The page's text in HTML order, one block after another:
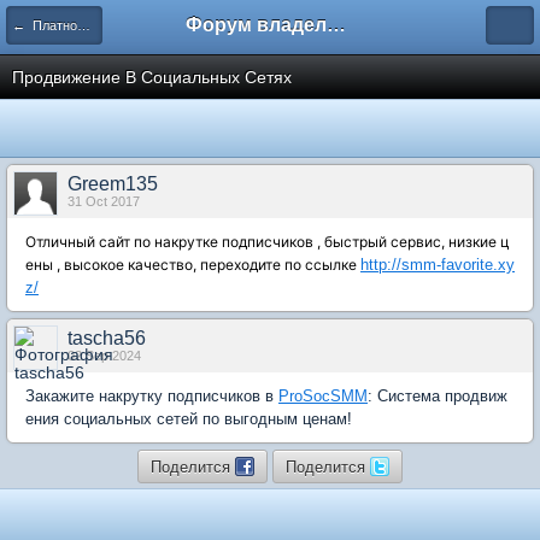
← Платное размещение в социальных сетях Форум владельцев интернет-магазинов
Продвижение В Социальных Сетях
Greem135
31 Oct 2017
Отличный сайт по накрутке подписчиков , быстрый сервис, низкие ц
ены , высокое качество, переходите по ссылке http://smm-favorite.xy
z/
tascha56
02 Sep 2024
Закажите накрутку подписчиков в ProSocSMM : Система продвиж
ения социальных сетей по выгодным ценам!
Поделится Поделится